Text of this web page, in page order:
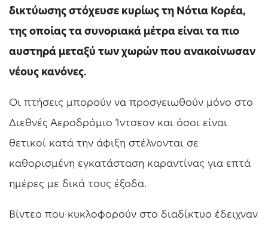
δικτύωσης στόχευσε κυρίως τη Νότια Κορέα,
της οποίας τα συνοριακά μέτρα είναι τα πιο
αυστηρά μεταξύ των χωρών που ανακοίνωσαν
νέους κανόνες.
Οι πτήσεις μπορούν να προσγειωθούν μόνο στο
Διεθνές Αεροδρόμιο Ίντσεον και όσοι είναι
θετικοί κατά την άφιξη στέλνονται σε
καθορισμένη εγκατάσταση καραντίνας για επτά
ημέρες με δικά τους έξοδα.
Βίντεο που κυκλοφορούν στο διαδίκτυο έδειχναν